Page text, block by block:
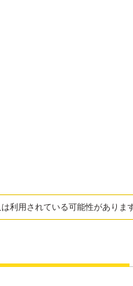
利用されている可能性がありま